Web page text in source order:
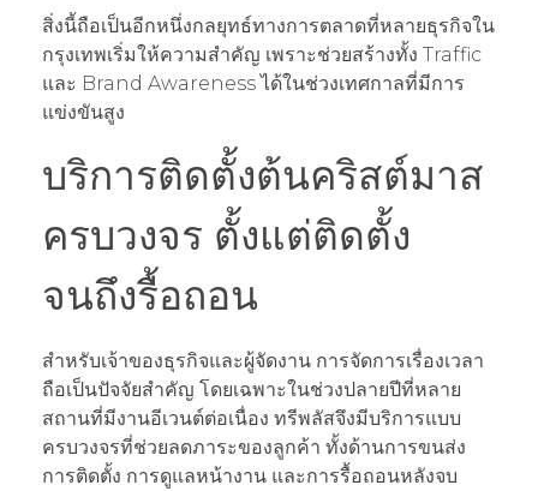
สิ่งนี้ถือเป็นอีกหนึ่งกลยุทธ์ทางการตลาดที่หลายธุรกิจใน
กรุงเทพเริ่มให้ความสำคัญ เพราะช่วยสร้างทั้ง Traffic
และ Brand Awareness ได้ในช่วงเทศกาลที่มีการ
แข่งขันสูง
บริการติดตั้งต้นคริสต์มาส
ครบวงจร ตั้งแต่ติดตั้ง
จนถึงรื้อถอน
สำหรับเจ้าของธุรกิจและผู้จัดงาน การจัดการเรื่องเวลา
ถือเป็นปัจจัยสำคัญ โดยเฉพาะในช่วงปลายปีที่หลาย
สถานที่มีงานอีเวนต์ต่อเนื่อง ทรีพลัสจึงมีบริการแบบ
ครบวงจรที่ช่วยลดภาระของลูกค้า ทั้งด้านการขนส่ง
การติดตั้ง การดูแลหน้างาน และการรื้อถอนหลังจบ